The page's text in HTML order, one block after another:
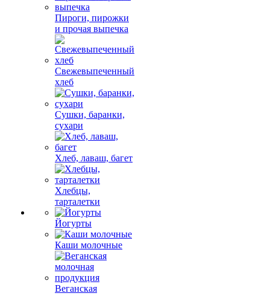
Пироги, пирожки
и прочая выпечка
Свежевыпеченный
хлеб
Сушки, баранки,
сухари
Хлеб, лаваш, багет
Хлебцы,
тарталетки
Йогурты
Каши молочные
Веганская